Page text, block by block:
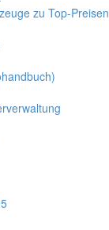
zu Top-Preisen